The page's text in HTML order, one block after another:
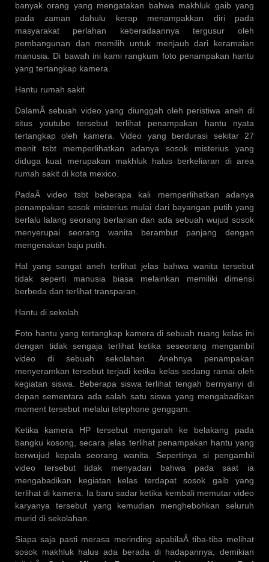
banyak orang yang mengatakan bahwa makhluk gaib yang
pada zaman dahulu kerap menampakkan diri pada
masyarakat perlahan keberadaannya tergusur oleh
pembangunan dan memilih untuk menjauh dari keramaian
manusia. Di bawah ini kami rangkum foto penampakan hantu
yang tertangkap kamera.
Hantu rumah sakit
DalamÂ sebuah video yang diunggah oleh peristiwa aneh di
situs youtube tersebut terlihat penampakan hantu nyata
tertangkap oleh kamera. Video yang berdurasi sekitar 27
menit tsbt memperlihatkan adanya sosok misterius yang
diduga kuat merupakan makhluk halus berkeliaran di area
rumah sakit di kota mexico.
PadaÂ video tsbt beberapa kali memperlihatkan adanya
penampakan sosok misterius mulai dari bayangan putih yang
berlalu lalang seorang berlarian dan ada sebuah wujud sosok
menyerupai seorang wanita berambut panjang dengan
mengenakan baju putih.
Hal yang sangat aneh terlihat jelas bahwa wanita tersebut
tidak seperti manusia biasa melainkan memiliki dimensi
berbeda dan terlihat transparan.
Hantu di sekolah
Foto hantu yang tertangkap kamera di sebuah ruang kelas ini
dengan tidak sengaja terlihat ketika seseorang mengambil
video di sebuah sekolahan. Anehnya penampakan
menyeramkan tersebut terjadi ketika kelas sedang ramai oleh
kegiatan siswa. Beberapa siswa terlihat tengah bernyanyi di
depan sementara ada salah satu siswa yang mengabadikan
moment tersebut melalui telephone genggam.
Ketika kamera HP tersebut mengarah ke belakang pada
bangku kosong, secara jelas terlihat penampakan hantu yang
berwujud kepala seorang wanita. Sepertinya si pengambil
video tersebut tidak menyadari bahwa pada saat ia
mengabadikan kegiatan kelas terdapat sosok gaib yang
terlihat di kamera. Ia baru sadar ketika kembali memutar video
karyanya tersebut yang kemudian menghebohkan seluruh
murid di sekolahan.
Siapa saja pasti merasa merinding apabilaÂ tiba-tiba melihat
sosok makhluk halus ada berada di hadapannya, demikian